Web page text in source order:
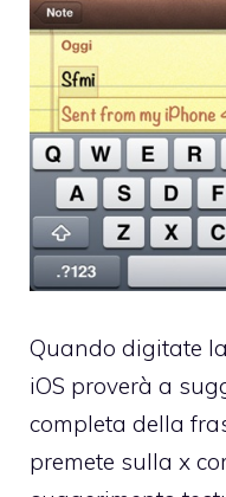
Quando digitate
iOS proverà a
completa della
premete sulla x